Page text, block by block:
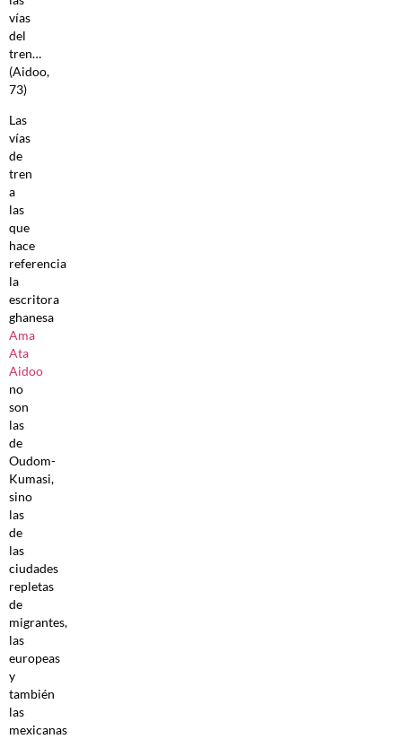
vías
del
tren…
(Aidoo,
73)
Las
vías
de
tren
a
las
que
hace
referencia
la
escritora
ghanesa
Ama
Ata
Aidoo
no
son
las
de
Oudom-
Kumasi,
sino
las
de
las
ciudades
repletas
de
migrantes,
las
europeas
y
también
las
mexicanas